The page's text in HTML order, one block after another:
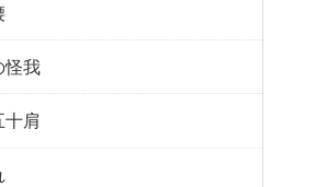
怪我
十肩